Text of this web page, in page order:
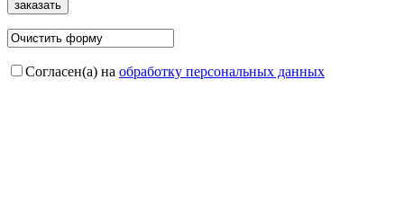
Согласен(а) на обработку персональных данных